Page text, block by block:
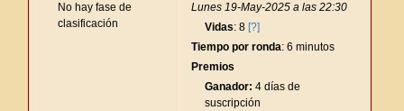
No hay fase de
clasificación
Lunes 19-May-2025 a las 22:30
Vidas: 8 [?]
Tiempo por ronda: 6 minutos
Premios
Ganador: 4 días de
suscripción